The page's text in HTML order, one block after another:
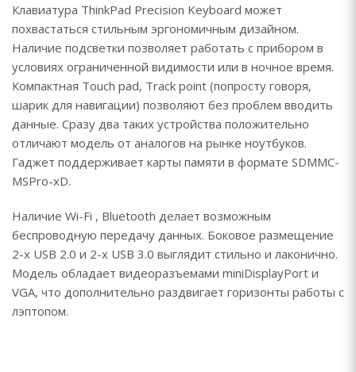
Клавиатура ThinkPad Precision Keyboard может
похвастаться стильным эргономичным дизайном.
Наличие подсветки позволяет работать с прибором в
условиях ограниченной видимости или в ночное время.
Компактная Touch pad, Track point (попросту говоря,
шарик для навигации) позволяют без проблем вводить
данные. Сразу два таких устройства положительно
отличают модель от аналогов на рынке ноутбуков.
Гаджет поддерживает карты памяти в формате SDMMC-
MSPro-xD.
Наличие Wi-Fi , Bluetooth делает возможным
беспроводную передачу данных. Боковое размещение
2-х USB 2.0 и 2-х USB 3.0 выглядит стильно и лаконично.
Модель обладает видеоразъемами miniDisplayPort и
VGA, что дополнительно раздвигает горизонты работы с
лэптопом.